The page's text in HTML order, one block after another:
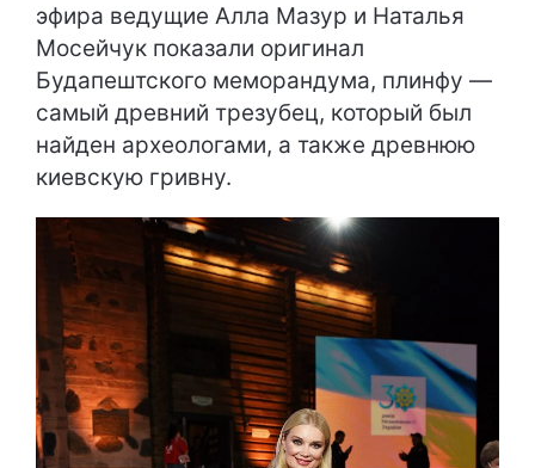
эфира ведущие Алла Мазур и Наталья
Мосейчук показали оригинал
Будапештского меморандума, плинфу —
самый древний трезубец, который был
найден археологами, а также древнюю
киевскую гривну.